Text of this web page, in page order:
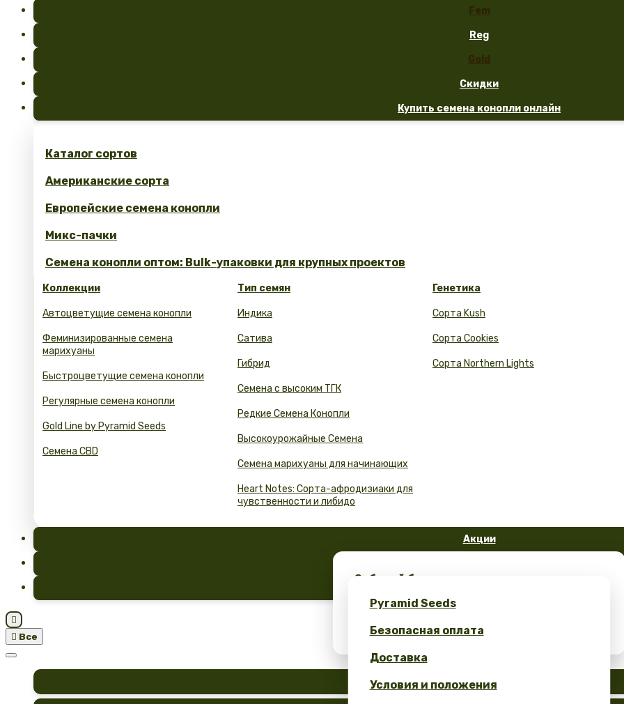
Fem
Reg
Gold
Скидки
Купить семена конопли онлайн
Каталог сортов
Американские сорта
Европейские семена конопли
Микс-пачки
Семена конопли оптом: Bulk-упаковки для крупных проектов
Коллекции
Автоцветущие семена конопли
Феминизированные семена
марихуаны
Быстроцветущие семена конопли
Регулярные семена конопли
Gold Line by Pyramid Seeds
Семена CBD
Тип семян
Индика
Сатива
Гибрид
Семена с высоким ТГК
Редкие Семена Конопли
Высокоурожайные Семена
Семена марихуаны для начинающих
Heart Notes: Сорта-афродизиаки для
чувственности и либидо
Генетика
Сорта Kush
Сорта Cookies
Сорта Northern Lights
Акции
Забирай бесплатные семена конопли и
Seeds!
Получите 10% скидку за свой отзыв!
Pyramid Seeds
Безопасная оплата
Доставка
Условия и положения

 Все
Auto